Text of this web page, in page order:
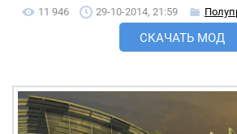
11 946 29-10-2014, 21:59
СКАЧАТЬ МОД